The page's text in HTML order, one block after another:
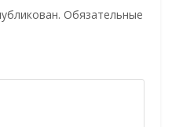
Обязательные